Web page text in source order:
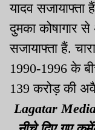
यादव सजायाफ्ता
दुमका कोषागार
सजायाफ्ता हैं.
1990-1996 के
139 करोड़ की
Lagatar